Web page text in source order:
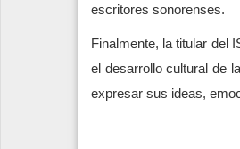
escritores sonorenses.
Finalmente, la titular del
el desarrollo cultural de
expresar sus ideas,